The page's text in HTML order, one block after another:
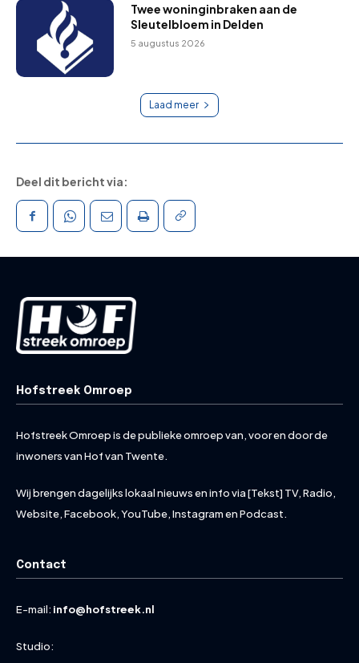
Twee woninginbraken aan de
Sleutelbloem in Delden
5 augustus 2026
Laad meer
Deel dit bericht via:
Hofstreek Omroep
Hofstreek Omroep is de publieke omroep van, voor en door de
inwoners van Hof van Twente.
Wij brengen dagelijks lokaal nieuws en info via [Tekst] TV, Radio,
Website, Facebook, YouTube, Instagram en Podcast.
Contact
E-mail: info@hofstreek.nl
Studio: